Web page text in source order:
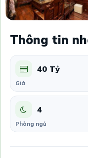
Thông tin
40 Tỷ
Giá
4
Phòng ngủ